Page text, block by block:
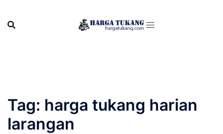
content
Tag: harga tukang harian
larangan